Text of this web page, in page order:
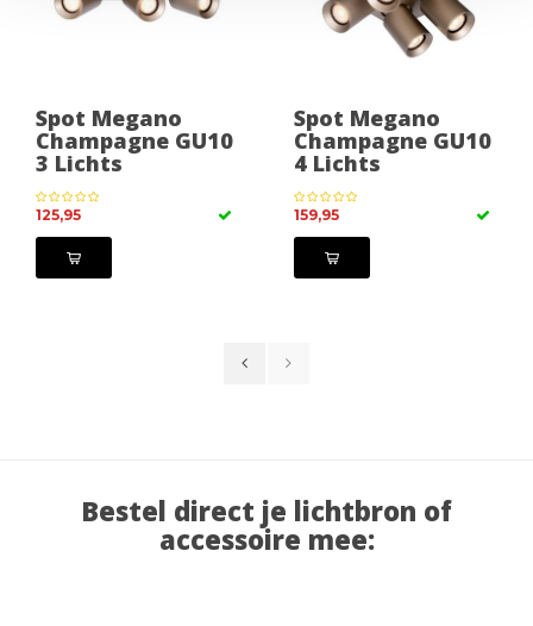
Spot Megano
Champagne GU10
3 Lichts
125,95
Spot Megano
Champagne GU10
4 Lichts
159,95
Bestel direct je lichtbron of
accessoire mee: